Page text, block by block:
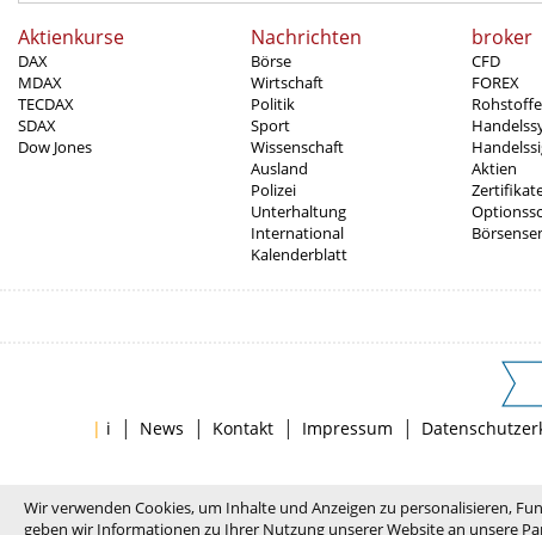
Aktienkurse
DAX
MDAX
TECDAX
SDAX
Dow Jones
Nachrichten
Börse
Wirtschaft
Politik
Sport
Wissenschaft
Ausland
Polizei
Unterhaltung
International
Kalenderblatt
broker
CFD
FOREX
Rohstoffe
Aktien
| i | News | Kontakt | Impressum |
Wir verwenden Cookies, um Inhalte und Anzeigen zu personalisieren,
geben wir Informationen zu Ihrer Nutzung unserer Website an unsere